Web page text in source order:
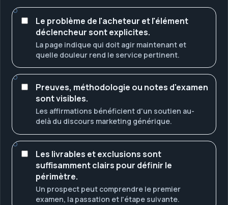
Le problème de l'acheteur et l'élément
déclencheur sont explicites.
La page indique qui doit agir maintenant et
quelle douleur rend le service pertinent.
Preuves, méthodologie ou notes d'examen
sont visibles.
Les affirmations bénéficient d'un soutien au-
delà du discours marketing générique.
Les livrables et exclusions sont
suffisamment clairs pour définir le
périmètre.
Un prospect peut comprendre le premier
examen, la passation et l'étape suivante.